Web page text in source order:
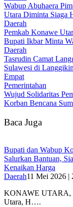
Wabup Abuhaera
Utara Diminta Siaga
Daerah
Pemkab Konawe
Bupati Ikbar Minta
Daerah
Tasrudin Camat
Sulawesi di
Empat
Pemerintahan
Wujud Solidaritas
Korban Bencana
Baca Juga
Bupati dan Wabup
Salurkan Bantuan,
Kenaikan Harga
Daerah11 Mei 2026 |
KONAWE UTARA,
Utara, H….